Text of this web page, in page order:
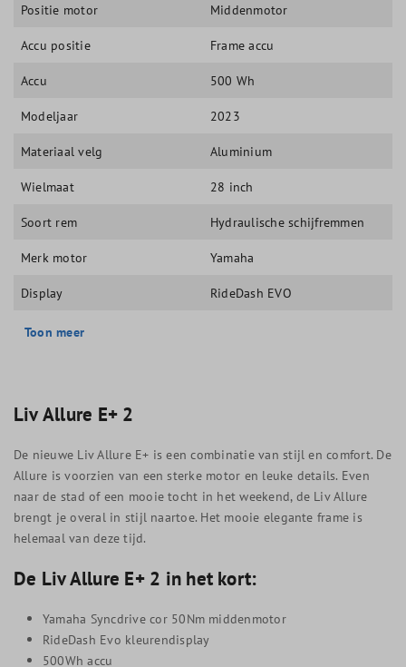
Positie motor Middenmotor
Accu positie Frame accu
Accu 500 Wh
Modeljaar 2023
Materiaal velg Aluminium
Wielmaat 28 inch
Soort rem Hydraulische schijfremmen
Merk motor Yamaha
Display RideDash EVO
Toon meer
LivAllure E+ 2
De nieuwe Liv Allure E+ is een combinatie van stijl en comfort. De
Allure is voorzien van een sterke motor en leuke details. Even
naar de stad of een mooie tocht in het weekend, de Liv Allure
brengt je overal in stijl naartoe. Het mooie elegante frame is
helemaal van deze tijd.
De Liv Allure E+ 2 in het kort:
Yamaha Syncdrive cor 50Nm middenmotor
RideDash Evo kleurendisplay
500Wh accu